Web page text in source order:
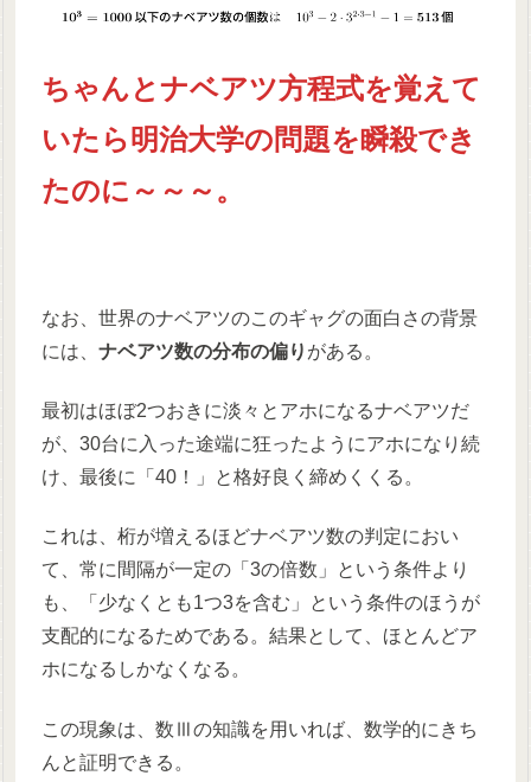
ちゃんとナベアツ方程式を覚えて
いたら明治大学の問題を瞬殺でき
たのに～～～。
なお、世界のナベアツのこのギャグの面白さの背景
には、ナベアツ数の分布の偏り がある。
最初はほぼ2つおきに淡々とアホになるナベアツだ
が、30台に入った途端に狂ったようにアホになり続
け、最後に「40！」と格好良く締めくくる。
これは、桁が増えるほどナベアツ数の判定におい
て、常に間隔が一定の「3の倍数」という条件より
も、「少なくとも1つ3を含む」という条件のほうが
支配的になるためである。結果として、ほとんどア
ホになるしかなくなる。
この現象は、数Ⅲの知識を用いれば、数学的にきち
んと証明できる。